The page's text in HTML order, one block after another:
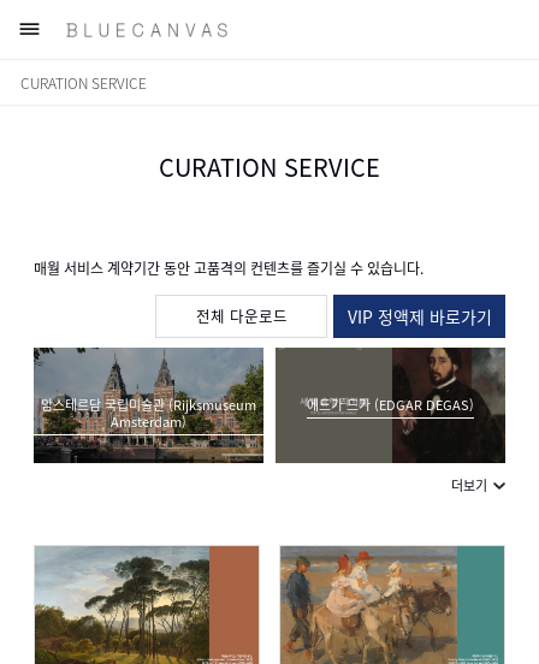

CURATION SERVICE
CURATION SERVICE
매월 서비스 계약기간 동안 고품격의 컨텐츠를 즐기실 수 있습니다.
전체 다운로드 VIP 정액제 바로가기
암스테르담 국립미술관 (Rijksmuseum
Amsterdam)
에드가 드가 (EDGAR DEGAS)
제임스 티소 (James Tissot )
앙리 루소(Henri Rousseau: Pioneer of
더보기